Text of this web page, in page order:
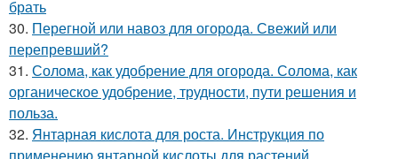
брать
30. Перегной или навоз для огорода. Свежий или
перепревший?
31. Солома, как удобрение для огорода. Солома, как
органическое удобрение, трудности, пути решения и
польза.
32. Янтарная кислота для роста. Инструкция по